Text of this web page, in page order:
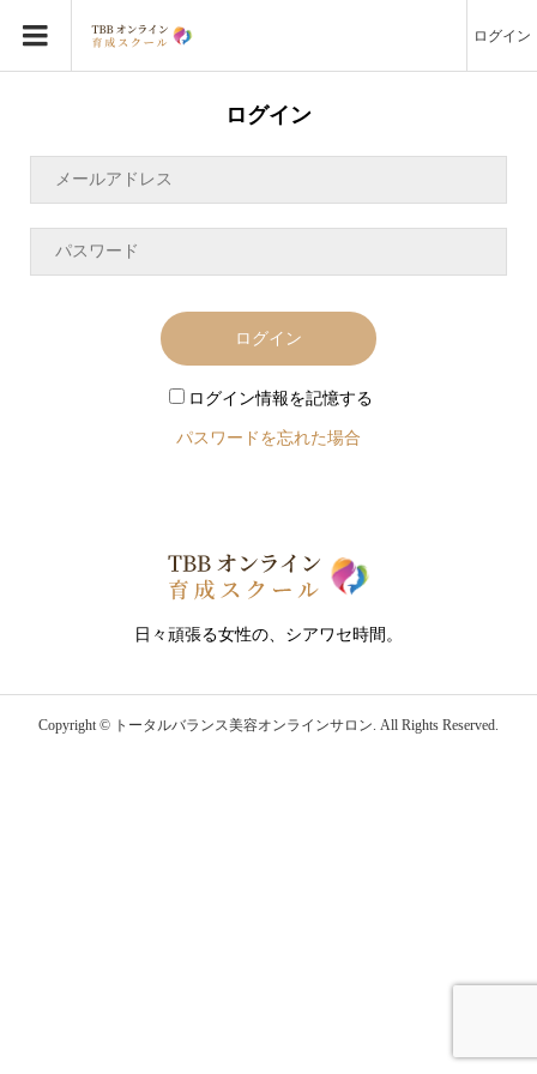
ログイン
ログイン
ログイン
ログイン情報を記憶する
パスワードを忘れた場合
日々頑張る女性の、シアワセ時間。
Copyright © トータルバランス美容オンラインサロン. All Rights Reserved.